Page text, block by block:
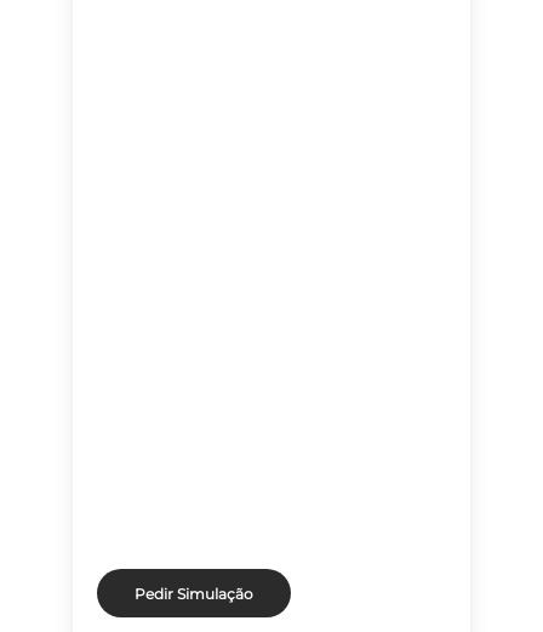
Pedir Simulação